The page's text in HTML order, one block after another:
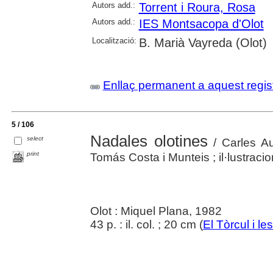
Autors add.: Torrent i Roura, Rosa
Autors add.: IES Montsacopa d'Olot
Localització: B. Marià Vayreda (Olot)
Enllaç permanent a aquest
5 / 106
select
print
Nadales olotines / Carles
Tomás Costa i Munteis ;
Olot : Miquel Plana, 1982
43 p. : il. col. ; 20 cm (El Tòrcul i